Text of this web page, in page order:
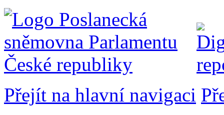
Přejít na hlavní navigaci